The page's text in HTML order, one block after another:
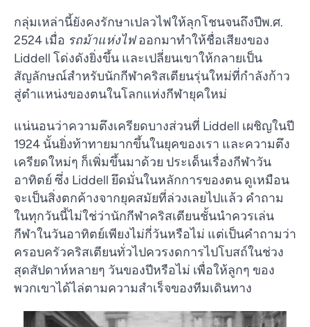
กลุ่มเหล่านี้ยังคงรักษาเปลวไฟให้ลุกโชนจนถึงปีพ.ศ.
2524 เมื่อ รถม้าแห่งไฟออกมาทำให้ชื่อเสียงของ
Liddell โด่งดังยิ่งขึ้น และเปลี่ยนเขาให้กลายเป็น
สัญลักษณ์สำหรับนักกีฬาคริสเตียนรุ่นใหม่ที่กำลังก้าว
สู่ตำแหน่งของตนในโลกแห่งกีฬายุคใหม่
แน่นอนว่าความตึงเครียดบางส่วนที่ Liddell เผชิญในปี
1924 นั้นยิ่งท้าทายมากขึ้นในยุคของเรา และความตึง
เครียดใหม่ๆ ก็เพิ่มขึ้นมาด้วย ประเด็นเรื่องกีฬาวัน
อาทิตย์ ซึ่ง Liddell ยึดมั่นในหลักการของตน ดูเหมือน
จะเป็นสิ่งตกค้างจากยุคสมัยที่ล่วงเลยไปแล้ว คำถาม
ในทุกวันนี้ไม่ใช่ว่านักกีฬาคริสเตียนชั้นนำควรเล่น
กีฬาในวันอาทิตย์เพียงไม่กี่วันหรือไม่ แต่เป็นคำถามว่า
ครอบครัวคริสเตียนทั่วไปควรงดการไปโบสถ์ในช่วง
สุดสัปดาห์หลายๆ วันของปีหรือไม่ เพื่อให้ลูกๆ ของ
พวกเขาได้ไล่ตามความสำเร็จของทีมเดินทาง